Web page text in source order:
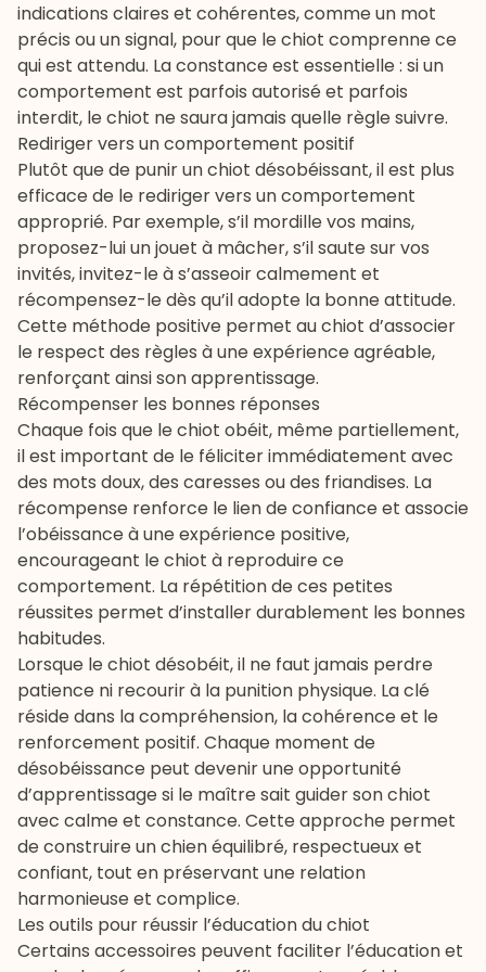
indications claires et cohérentes, comme un mot
précis ou un signal, pour que le chiot comprenne ce
qui est attendu. La constance est essentielle : si un
comportement est parfois autorisé et parfois
interdit, le chiot ne saura jamais quelle règle suivre.
Rediriger vers un comportement positif
Plutôt que de punir un chiot désobéissant, il est plus
efficace de le rediriger vers un comportement
approprié. Par exemple, s’il mordille vos mains,
proposez-lui un jouet à mâcher, s’il saute sur vos
invités, invitez-le à s’asseoir calmement et
récompensez-le dès qu’il adopte la bonne attitude.
Cette méthode positive permet au chiot d’associer
le respect des règles à une expérience agréable,
renforçant ainsi son apprentissage.
Récompenser les bonnes réponses
Chaque fois que le chiot obéit, même partiellement,
il est important de le féliciter immédiatement avec
des mots doux, des caresses ou des friandises. La
récompense renforce le lien de confiance et associe
l’obéissance à une expérience positive,
encourageant le chiot à reproduire ce
comportement. La répétition de ces petites
réussites permet d’installer durablement les bonnes
habitudes.
Lorsque le chiot désobéit, il ne faut jamais perdre
patience ni recourir à la punition physique. La clé
réside dans la compréhension, la cohérence et le
renforcement positif. Chaque moment de
désobéissance peut devenir une opportunité
d’apprentissage si le maître sait guider son chiot
avec calme et constance. Cette approche permet
de construire un chien équilibré, respectueux et
confiant, tout en préservant une relation
harmonieuse et complice.
Les outils pour réussir l’éducation du chiot
Certains accessoires peuvent faciliter l’éducation et